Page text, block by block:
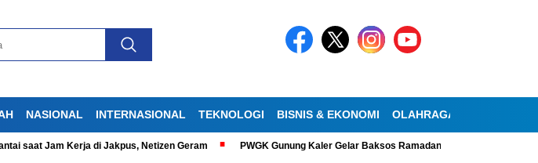
NASIONAL INTERNASIONAL TEKNOLOGI BISNIS & EKONOMI OLAHRAGA
Jam Kerja di Jakpus, Netizen Geram PWGK Gunung Kaler Gelar Baksos Ramadan, Bantu Lansia Tunanetra di